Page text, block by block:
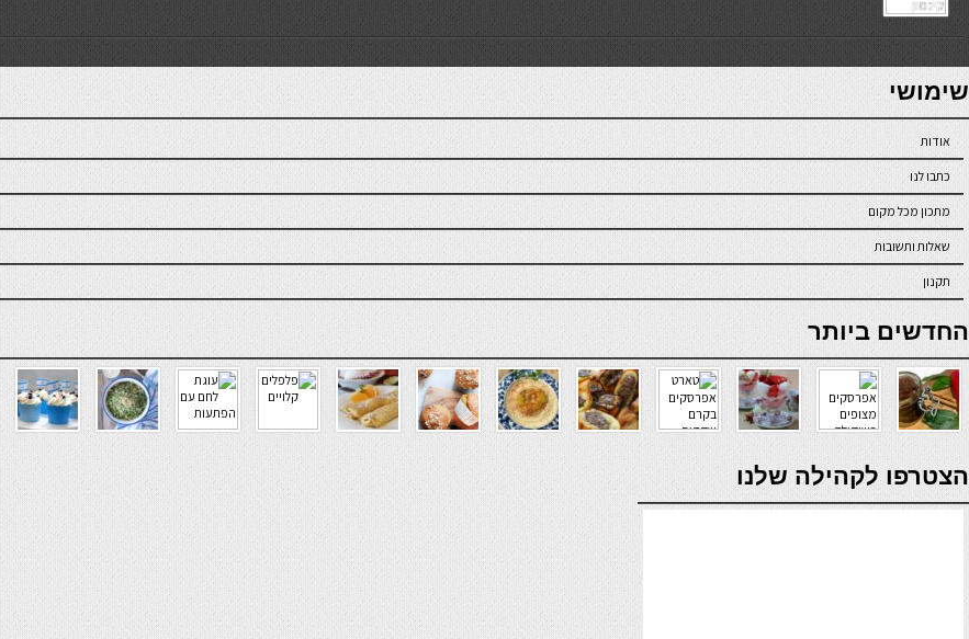
7slots
seriöse online casinos österreich
שימושי
אודות
כתבו לנו
מתכון מכל מקום
שאלות ותשובות
תקנון
online casino
החדשים ביותר
verde casino
הצטרפו לקהילה שלנו